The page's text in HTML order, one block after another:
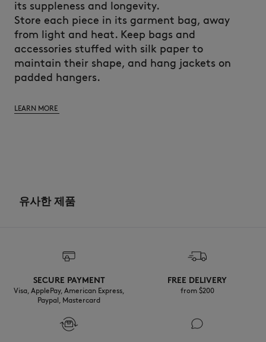
its suppleness and longevity.
Store each piece in its garment bag, away
from light and heat. Keep bags and
accessories stuffed with silk paper to
maintain their shape, and hang jackets on
padded hangers.
LEARN MORE
유사한 제품
SECURE PAYMENT
Visa, ApplePay, American Express,
Paypal, Mastercard
FREE DELIVERY
from $200